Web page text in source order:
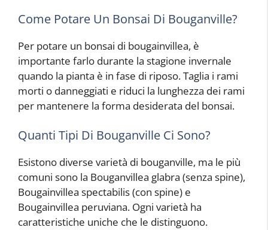
Come Potare Un Bonsai Di Bouganville?
Per potare un bonsai di bougainvillea, è
importante farlo durante la stagione invernale
quando la pianta è in fase di riposo. Taglia i rami
morti o danneggiati e riduci la lunghezza dei rami
per mantenere la forma desiderata del bonsai.
Quanti Tipi Di Bouganville Ci Sono?
Esistono diverse varietà di bouganville, ma le più
comuni sono la Bouganvillea glabra (senza spine),
Bougainvillea spectabilis (con spine) e
Bougainvillea peruviana. Ogni varietà ha
caratteristiche uniche che le distinguono.